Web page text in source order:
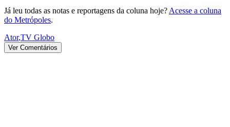
Já leu todas as notas e reportagens da coluna hoje? Acesse a coluna
do Metrópoles.
Ator,TV Globo
Ver Comentários